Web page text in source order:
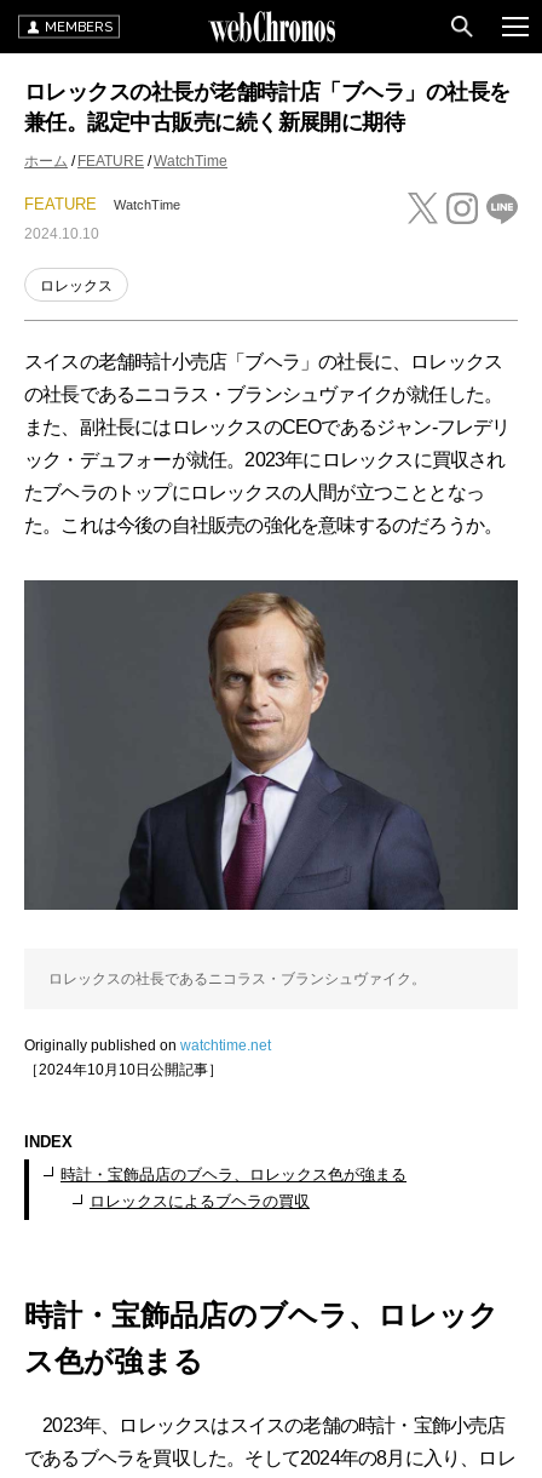
MEMBERS
ロレックスの社長が老舗時計店「ブヘラ」の社長を
兼任。認定中古販売に続く新展開に期待
ホーム FEATURE WatchTime
FEATURE WatchTime
2024.10.10
ロレックス
スイスの老舗時計小売店「ブヘラ」の社長に、ロレックス
の社長であるニコラス・ブランシュヴァイクが就任した。
また、副社長にはロレックスのCEOであるジャン-フレデリ
ック・デュフォーが就任。2023年にロレックスに買収され
たブヘラのトップにロレックスの人間が立つこととなっ
た。これは今後の自社販売の強化を意味するのだろうか。
ロレックスの社長であるニコラス・ブランシュヴァイク。
Originally published on watchtime.net
［2024年10月10日公開記事］
INDEX
時計・宝飾品店のブヘラ、ロレックス色が強まる
ロレックスによるブヘラの買収
時計・宝飾品店のブヘラ、ロレック
ス色が強まる
2023年、ロレックスはスイスの老舗の時計・宝飾小売店
であるブヘラを買収した。そして2024年の8月に入り、ロレ